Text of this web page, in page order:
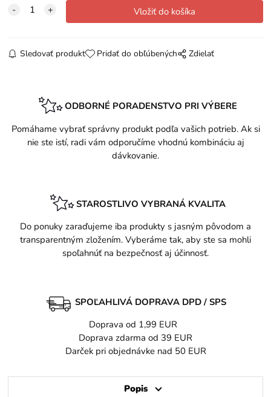
Sledovať produkt Pridať do obľúbených Zdielať
ODBORNÉ PORADENSTVO PRI VÝBERE
Pomáhame vybrať správny produkt podľa vašich potrieb. Ak si
nie ste istí, radi vám odporučíme vhodnú kombináciu aj
dávkovanie.
STAROSTLIVO VYBRANÁ KVALITA
Do ponuky zaraďujeme iba produkty s jasným pôvodom a
transparentným zložením. Vyberáme tak, aby ste sa mohli
spoľahnúť na bezpečnosť aj účinnosť.
SPOĽAHLIVÁ DOPRAVA DPD / SPS
Doprava od 1,99 EUR
Doprava zdarma od 39 EUR
Darček pri objednávke nad 50 EUR
Popis